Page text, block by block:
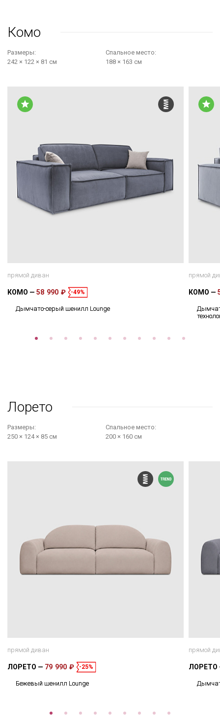
Комо
Размеры:
242 × 122 × 81 см
Cпальное место:
188 × 163 см
прямой диван
КОМО 58 990 ₽ -49%
Дымчато-серый шенилл Lounge
прямой
КОМО
Лорето
Размеры:
250 × 124 × 85 см
Cпальное место:
200 × 160 см
прямой диван
ЛОРЕТО 79 990 ₽ -25%
Бежевый шенилл Lounge
прямой
ЛОРЕТО